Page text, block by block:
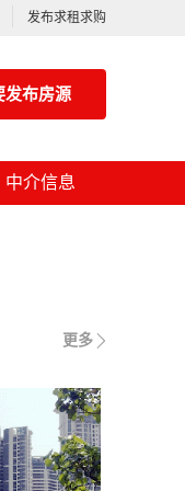
发布求租求购
发布房源
中介信息
更多